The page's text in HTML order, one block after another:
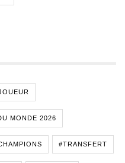
MONDE 2026
#TRANSFERT